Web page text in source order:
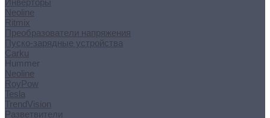
Инверторы
Neoline
Ritmix
Преобразователи напряжения
Пуско-зарядные устройства
Carku
Hummer
Neoline
RoyPow
Tesla
TrendVision
Разветвители